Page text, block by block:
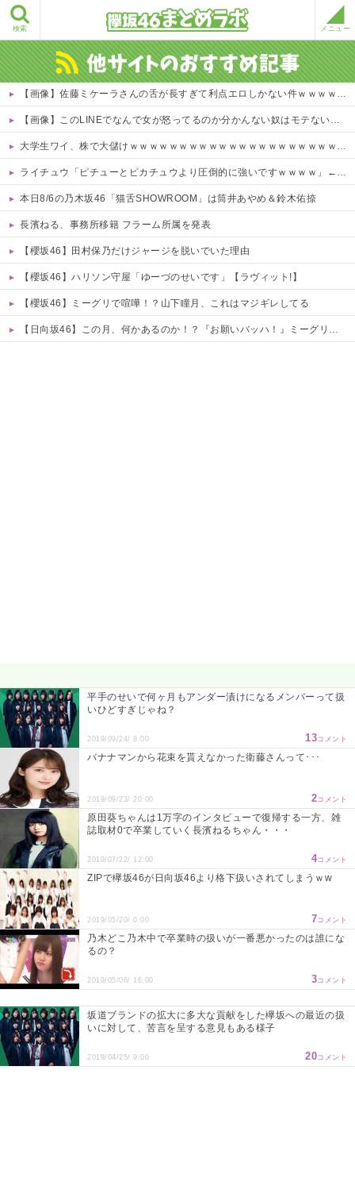
検索 メニュー
【画像】佐藤ミケーラさんの舌が長すぎて利点エロしかない件ｗｗｗｗｗ 他
【画像】このLINEでなんで女が怒ってるのか分かんない奴はモテない奴確定らしい←お前らは勿論わかるよな？？？？？？？
大学生ワイ、株で大儲けｗｗｗｗｗｗｗｗｗｗｗｗｗｗｗｗｗｗｗｗｗｗｗ
ライチュウ「ピチューとピカチュウより圧倒的に強いですｗｗｗｗ」←こいつが不人気な理由
本日8/6の乃木坂46「猫舌SHOWROOM」は筒井あやめ＆鈴木佑捺
長濱ねる、事務所移籍 フラーム所属を発表
【櫻坂46】田村保乃だけジャージを脱いでいた理由
【櫻坂46】ハリソン守屋「ゆーづのせいです」【ラヴィット!】
【櫻坂46】ミーグリで喧嘩！？山下瞳月、これはマジギレしてる
【日向坂46】この月、何かあるのか！？『お願いバッハ！』ミーグリ日程がこちら
平手のせいで何ヶ月もアンダー漬けになるメンバーって扱
いひどすぎじゃね？
2019/09/24/ 8:00 13コメント
バナナマンから花束を貰えなかった衛藤さんって･･･
2019/09/23/ 20:00 2コメント
原田葵ちゃんは1万字のインタビューで復帰する一方、雑
誌取材0で卒業していく長濱ねるちゃん・・・
2019/07/22/ 12:00 4コメント
ZIPで欅坂46が日向坂46より格下扱いされてしまうｗw
2019/05/20/ 0:00 7コメント
乃木どこ乃木中で卒業時の扱いが一番悪かったのは誰にな
るの？
2019/05/06/ 16:00 3コメント
坂道ブランドの拡大に多大な貢献をした欅坂への最近の扱
いに対して、苦言を呈する意見もある様子
2019/04/25/ 9:00 20コメント